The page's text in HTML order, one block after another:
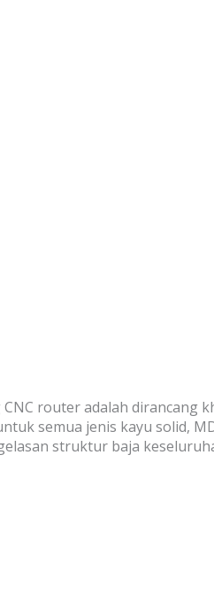
router adalah
semua jenis kayu solid,
struktur baja